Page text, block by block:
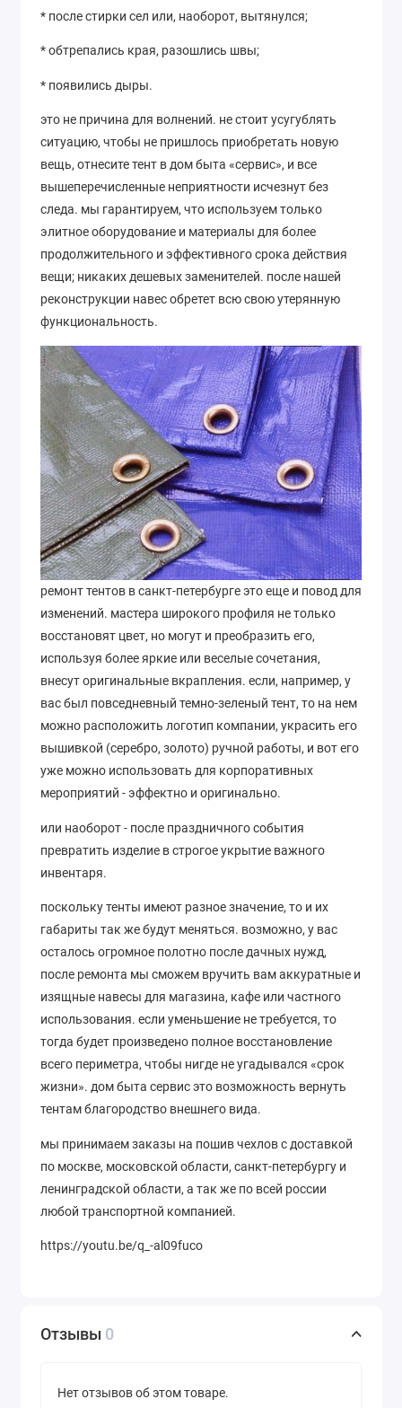
* после стирки сел или, наоборот, вытянулся;
* обтрепались края, разошлись швы;
* появились дыры.
это не причина для волнений. не стоит усугублять
ситуацию, чтобы не пришлось приобретать новую
вещь, отнесите тент в дом быта «сервис», и все
вышеперечисленные неприятности исчезнут без
следа. мы гарантируем, что используем только
элитное оборудование и материалы для более
продолжительного и эффективного срока действия
вещи; никаких дешевых заменителей. после нашей
реконструкции навес обретет всю свою утерянную
функциональность.
ремонт тентов в санкт-петербурге это еще и повод для
изменений. мастера широкого профиля не только
восстановят цвет, но могут и преобразить его,
используя более яркие или веселые сочетания,
внесут оригинальные вкрапления. если, например, у
вас был повседневный темно-зеленый тент, то на нем
можно расположить логотип компании, украсить его
вышивкой (серебро, золото) ручной работы, и вот его
уже можно использовать для корпоративных
мероприятий - эффектно и оригинально.
или наоборот - после праздничного события
превратить изделие в строгое укрытие важного
инвентаря.
поскольку тенты имеют разное значение, то и их
габариты так же будут меняться. возможно, у вас
осталось огромное полотно после дачных нужд,
после ремонта мы сможем вручить вам аккуратные и
изящные навесы для магазина, кафе или частного
использования. если уменьшение не требуется, то
тогда будет произведено полное восстановление
всего периметра, чтобы нигде не угадывался «срок
жизни». дом быта сервис это возможность вернуть
тентам благородство внешнего вида.
мы принимаем заказы на пошив чехлов с доставкой
по москве, московской области, санкт-петербургу и
ленинградской области, а так же по всей россии
любой транспортной компанией.
https://youtu.be/q_-al09fuco
Отзывы 0
Нет отзывов об этом товаре.